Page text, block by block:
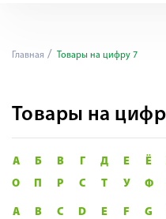
Главная Товары на цифру 7
Товары на
А Б В Г Д Е Ё
О
П Р С Т У Ф
A B C D E F G